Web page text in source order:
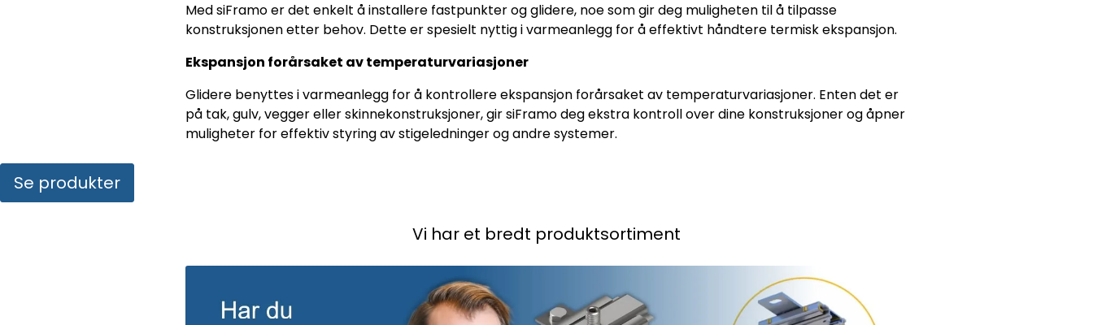
Med siFramo er det enkelt å installere fastpunkter og glidere, noe som gir deg muligheten til å tilpasse
konstruksjonen etter behov. Dette er spesielt nyttig i varmeanlegg for å effektivt håndtere termisk ekspansjon.
Ekspansjon forårsaket av temperaturvariasjoner
Glidere benyttes i varmeanlegg for å kontrollere ekspansjon forårsaket av temperaturvariasjoner. Enten det er
på tak, gulv, vegger eller skinnekonstruksjoner, gir siFramo deg ekstra kontroll over dine konstruksjoner og åpner
muligheter for effektiv styring av stigeledninger og andre systemer.
Se produkter
Vi har et bredt produktsortiment